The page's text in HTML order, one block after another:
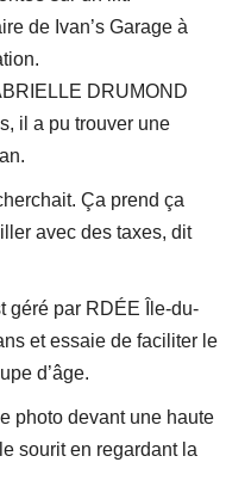
de Ivan’s Garage à
DRUMOND
il a pu trouver une
Ça prend ça
avec des taxes, dit
géré par RDÉE Île-du-
et essaie de faciliter le
d’âge.